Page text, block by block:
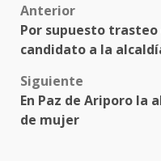
Anterior
Por supuesto
candidato a la
Siguiente
En Paz de Ariporo la
de mujer